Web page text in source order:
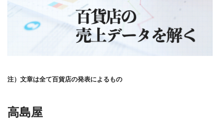
注）文章は全て百貨店の発表によるもの
高島屋